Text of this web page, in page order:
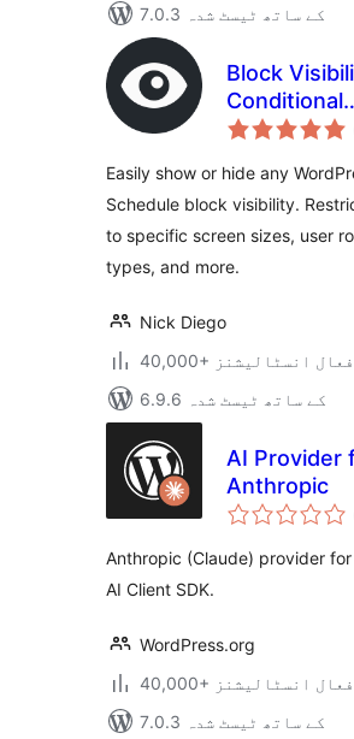
7.0.3 کے ساتھ ٹیسٹ شدہ
Block
Conditional
Visibility
Easily show or hide any
Schedule block visibility.
to specific screen sizes, user
types, and more.
Nick Diego
40,000+ فعال انسٹالیشنز
6.9.6 کے ساتھ ٹیسٹ شدہ
AI Provider
Anthropic
Anthropic (Claude) provider for
AI Client SDK.
WordPress.org
40,000+ فعال انسٹالیشنز
7.0.3 کے ساتھ ٹیسٹ شدہ